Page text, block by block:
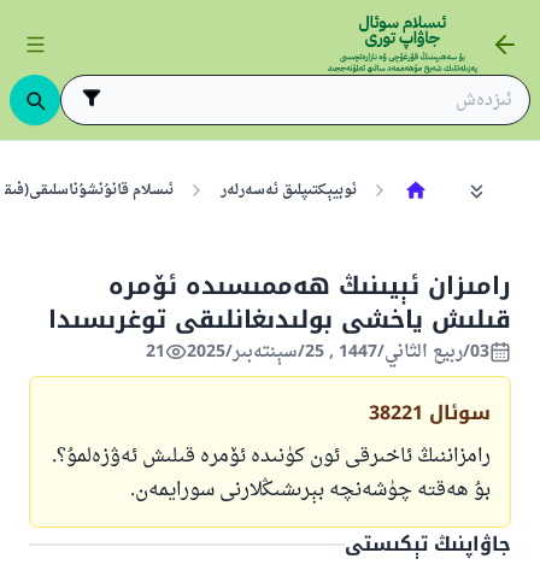
ئوبيېكتىپلىق ئەسەرلەر ئىسلام
رامىزان ئېيىنىڭ ھەممىسىدە ئۆمرە
قىلىش ياخشى بولىدىغانلىقى توغرىسىدا
03/ربيع الثاني/1447 , 25/سېنتەبىر/2025 21
سوئال 38221
رامزاننىڭ ئاخىرقى ئون كۈنىدە ئۆمرە قىلىش ئەۋزەلمۇ؟.
بۇ ھەقتە چۈشەنچە بېرىشىڭلارنى سورايمەن.
جاۋاپنىڭ تېكىستى